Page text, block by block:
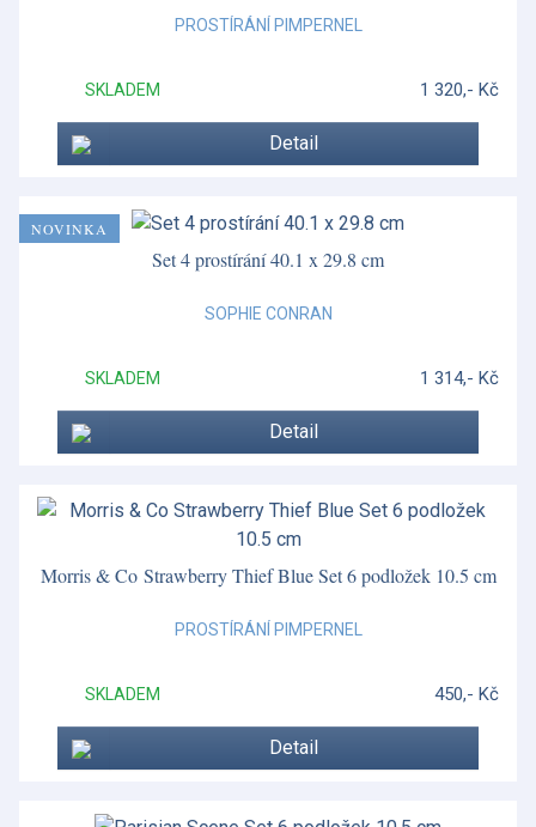
PROSTÍRÁNÍ PIMPERNEL
SKLADEM 1 320,- Kč
Detail
Set 4 prostírání 40.1 x 29.8 cm
SOPHIE CONRAN
SKLADEM 1 314,- Kč
Detail
NOVINKA
Morris & Co Strawberry Thief Blue Set 6 podložek 10.5 cm
PROSTÍRÁNÍ PIMPERNEL
SKLADEM 450,- Kč
Detail